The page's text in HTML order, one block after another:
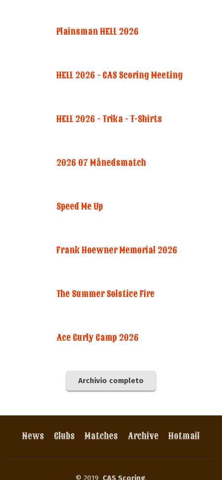
Plainsman HELL 2026
HELL 2026 - CAS Scoring Meeting
HELL 2026 - Trika - T-Shirts
2026 07 Månedsmatch
Speed Me Up
Frank Hoewner Memorial 2026
The Summer Solstice Fire
Ace Curly Camp 2026
Archivio completo
News Clubs Matches Archive Hotmail
© 2019 CAS Scoring,